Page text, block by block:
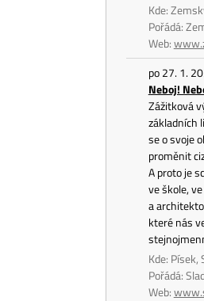
Kde:
Pořádá:
Web:
po 27. 1.
Neboj!
Zážitková
základních
se o svoje
proměnit
A proto je
ve škole,
a
které nás
Kde: Písek,
Pořádá:
Web: